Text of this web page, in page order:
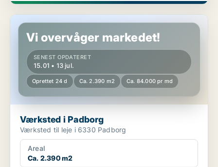
Værksted i Padborg
Vi overvåger markedet!
SENEST OPDATERET
15.01 • 13 jul.
Oprettet 24 d Ca. 2.390 m2 Ca. 84.000 pr md
Værksted i Padborg
Værksted til leje i 6330 Padborg
Areal
Ca. 2.390 m2